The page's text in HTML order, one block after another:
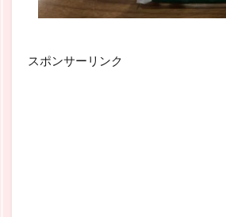
スポンサーリンク